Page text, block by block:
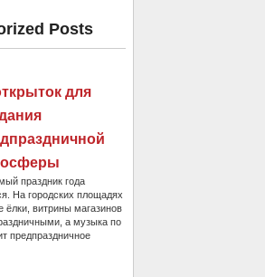
Posts
для
праздник года
На городских площадях
витрины магазинов
а музыка по
предпраздничное